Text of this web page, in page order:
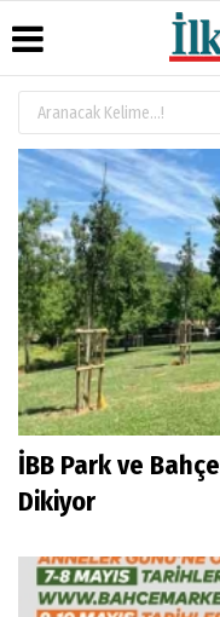
Üye Paneli
Haber
Arşivi
Gazete
Arşivi
Günün
Haberleri
İBB Park ve
Dikiyor